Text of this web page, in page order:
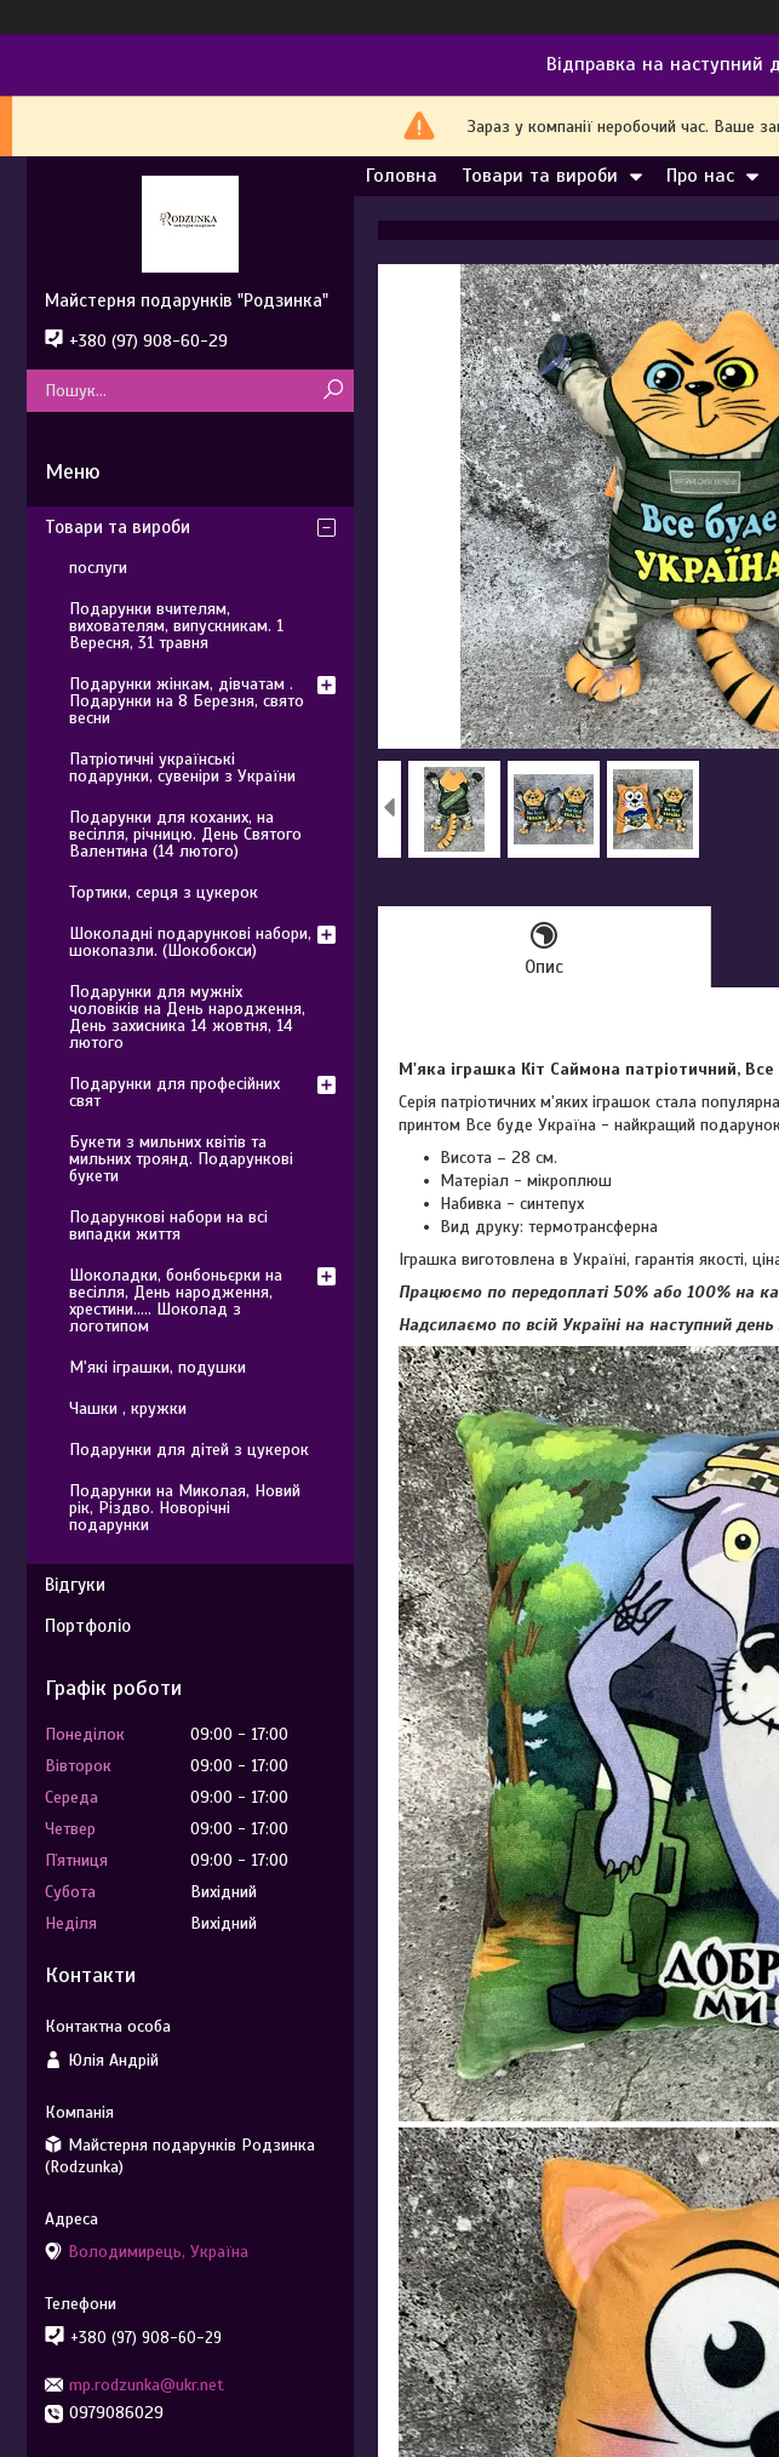
Відправка на наступний
Зараз у компанії неробочий час. Ваше
Головна Товари та вироби Про нас
Опис
М'яка іграшка Кіт Саймона патріотичний,
Серія патріотичних м'яких іграшок стала
принтом Все буде Україна - найкращий
Висота – 28 см.
Матеріал - мікроплюш
Набивка - синтепух
Вид друку: термотрансферна
Іграшка виготовлена в Україні, гарантія якості,
Працюємо по передоплаті 50% або 100% на
Надсилаємо по всій Україні на наступний
Майстерня подарунків "Родзинка"
+380 (97) 908-60-29
Товари та вироби
послуги
Подарунки вчителям,
вихователям, випускникам. 1
Вересня, 31 травня
Подарунки жінкам, дівчатам .
Подарунки на 8 Березня, свято
весни
Патріотичні українські
подарунки, сувеніри з України
Подарунки для коханих, на
весілля, річницю. День Святого
Валентина (14 лютого)
Тортики, серця з цукерок
Шоколадні подарункові набори,
шокопазли. (Шокобокси)
Подарунки для мужніх
чоловіків на День народження,
День захисника 14 жовтня, 14
лютого
Подарунки для професійних
свят
Букети з мильних квітів та
мильних троянд. Подарункові
букети
Подарункові набори на всі
випадки життя
Шоколадки, бонбоньєрки на
весілля, День народження,
хрестини..... Шоколад з
логотипом
М'які іграшки, подушки
Чашки , кружки
Подарунки для дітей з цукерок
Подарунки на Миколая, Новий
рік, Різдво. Новорічні
подарунки
Відгуки
Портфоліо
Графік роботи
Понеділок 09:00
17:00
Вівторок
09:00
17:00
Середа
09:00
17:00
Четвер
09:00
17:00
Пʼятниця
09:00
17:00
Субота
Вихідний
Неділя
Вихідний
Контакти
Юлія Андрій
Майстерня подарунків Родзинка
(Rodzunka)
Володимирець, Україна
+380 (97) 908-60-29
mp.rodzunka@ukr.net
0979086029